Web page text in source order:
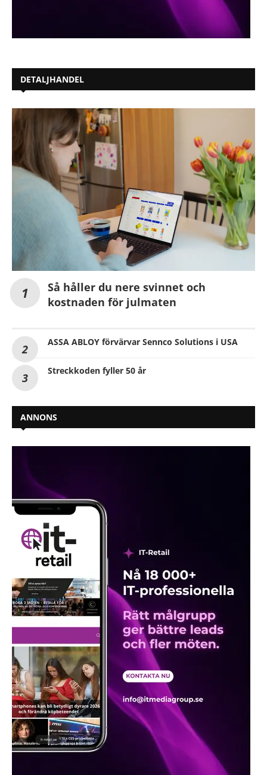
DETALJHANDEL
Så håller du nere svinnet och
kostnaden för julmaten
ASSA ABLOY förvärvar Sennco Solutions i USA
Streckkoden fyller 50 år
ANNONS